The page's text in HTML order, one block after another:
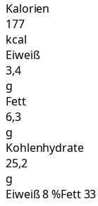
Kalorien
177
kcal
Eiweiß
3,4
g
Fett
6,3
g
Kohlenhydrate
25,2
g
Eiweiß8%Fett33